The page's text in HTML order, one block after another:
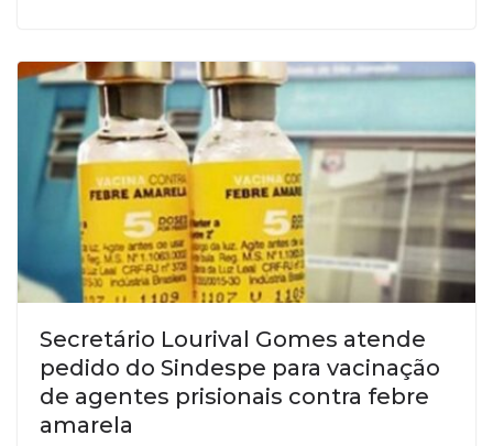
Secretário Lourival Gomes atende
pedido do Sindespe para vacinação
de agentes prisionais contra febre
amarela